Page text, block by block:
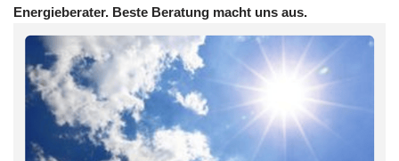
Energieberater. Beste Beratung macht uns aus.